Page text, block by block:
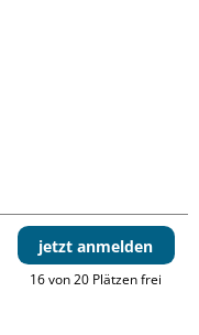
jetzt anmelden
16 von 20 Plätzen frei